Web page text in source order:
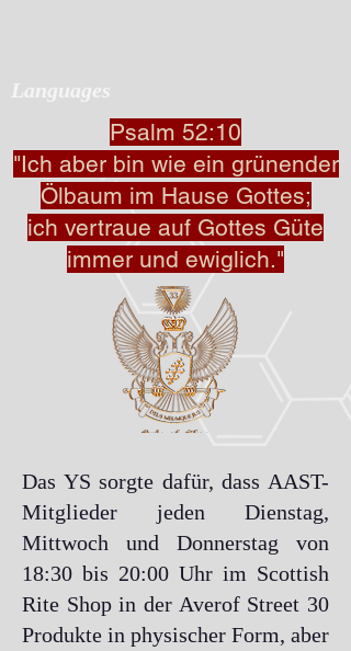
Languages
Psalm 52:10
"Ich aber bin wie ein grünender
Ölbaum im Hause Gottes;
ich vertraue auf Gottes Güte
immer und ewiglich."
Das YS sorgte dafür, dass AAST-
Mitglieder jeden Dienstag,
Mittwoch und Donnerstag von
18:30 bis 20:00 Uhr im Scottish
Rite Shop in der Averof Street 30
Produkte in physischer Form, aber